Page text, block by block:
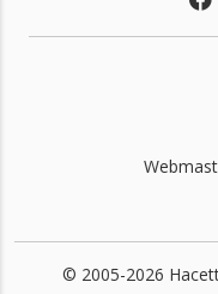
© 2005-2026